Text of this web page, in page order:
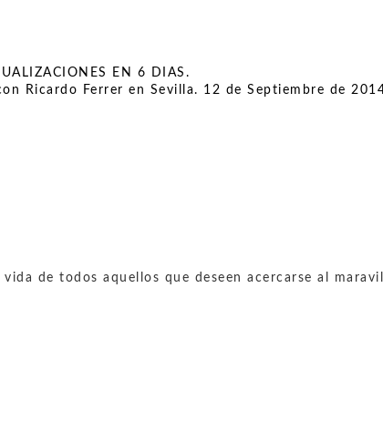
EN 6 DIAS.
con Ricardo Ferrer en Sevilla. 12 de Septiembre de
de todos aquellos que deseen acercarse al